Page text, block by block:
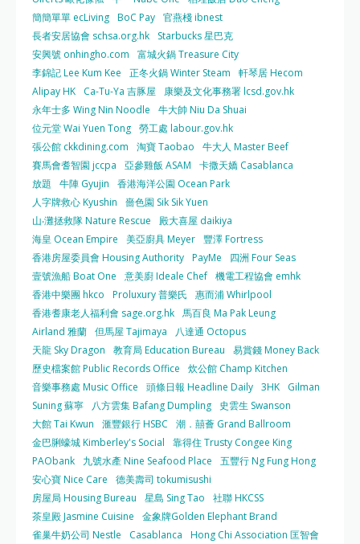
簡簡單單 ecLiving BoC Pay 官燕棧 ibnest
長者安居協會 schsa.org.hk
Starbucks 星巴克
安興號 onhingho.com
富城火鍋 Treasure City
李錦記 Lee Kum Kee
正冬火鍋 Winter Steam
軒琴居 Hecom
Alipay HK
Ca-Tu-Ya 吉豚屋
康樂及文化事務署 lcsd.gov.hk
永年士多 Wing Nin Noodle
牛大帥 Niu Da Shuai
位元堂 Wai Yuen Tong 勞工處 labour.gov.hk
張公館 ckkdining.com
淘寶 Taobao
牛大人 Master Beef
賽馬會耆智園 jccpa
亞參雞飯 ASAM
卡撒天嬌 Casablanca
放題
牛陣 Gyujin
香港海洋公園 Ocean Park
人字牌救心 Kyushin
嗇色園 Sik Sik Yuen
山‧灘拯救隊 Nature Rescue
殿大喜屋 daikiya
海皇 Ocean Empire
美亞廚具 Meyer 豐澤 Fortress
香港房屋委員會 Housing Authority PayMe
四洲 Four Seas
壹號漁船 Boat One
意美廚 Ideale Chef 機電工程協會 emhk
香港中樂團 hkco
Proluxury 普樂氏
惠而浦 Whirlpool
香港耆康老人福利會 sage.org.hk 馬百良 Ma Pak Leung
Airland 雅蘭 但馬屋 Tajimaya
八達通 Octopus
天龍 Sky Dragon
教育局 Education Bureau
易賞錢 Money Back
歷史檔案館 Public Records Office
炊公館 Champ Kitchen
音樂事務處 Music Office
頭條日報 Headline Daily 3HK
Gilman
Suning 蘇寧
八方雲集 Bafang Dumpling
史雲生 Swanson
大館 Tai Kwun
滙豐銀行 HSBC
潮．囍薈 Grand Ballroom
金巴脷蠔城 Kimberley's Social
靠得住 Trusty Congee King
PAObank
九號水產 Nine Seafood Place
五豐行 Ng Fung Hong
安心寶 Nice Care
德美壽司 tokumisushi
房屋局 Housing Bureau
星島 Sing Tao
社聯 HKCSS
茶皇殿 Jasmine Cuisine
金象牌Golden Elephant Brand
雀巢牛奶公司 Nestle
Casablanca
Hong Chi Association 匡智會